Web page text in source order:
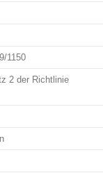
1150
2 der Richtlinie